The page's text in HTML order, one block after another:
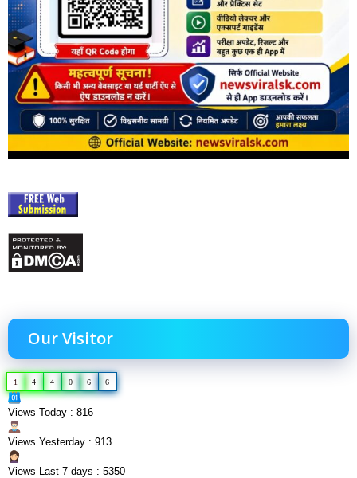
Our Visitor
1 4 4 0 6 6
Views Today : 816
Views Yesterday : 913
Views Last 7 days : 5350